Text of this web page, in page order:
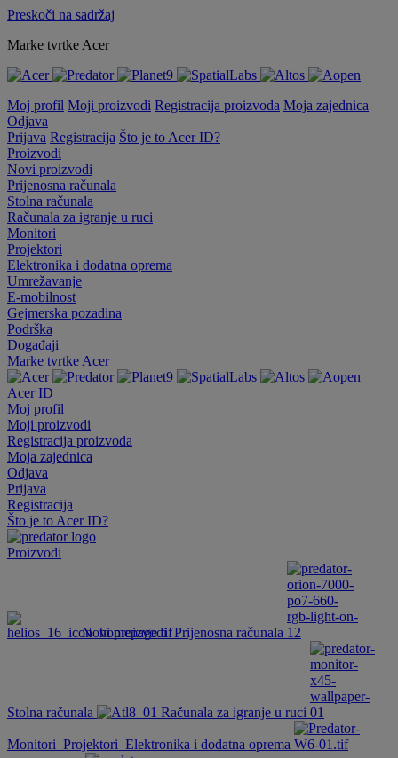
Preskoči na sadržaj
Marke tvrtke Acer
Moj profil Moji proizvodi Registracija proizvoda Moja zajednica
Odjava
Prijava Registracija Što je to Acer ID?
Proizvodi
Novi proizvodi
Prijenosna računala
Stolna računala
Računala za igranje u ruci
Monitori
Projektori
Elektronika i dodatna oprema
Umrežavanje
E-mobilnost
Gejmerska pozadina
Podrška
Događaji
Marke tvrtke Acer
Acer ID
Moj profil
Moji proizvodi
Registracija proizvoda
Moja zajednica
Odjava
Prijava
Registracija
Što je to Acer ID?
Proizvodi
Novi proizvodi Prijenosna računala
Stolna računala Računala za igranje u ruci
Monitori Projektori Elektronika i dodatna oprema